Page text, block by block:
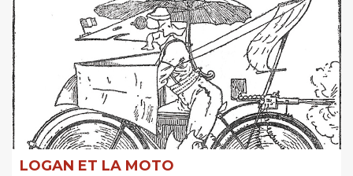
LOGAN ET LA MOTO